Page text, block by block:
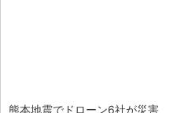
熊本地震でドローン6社が災害